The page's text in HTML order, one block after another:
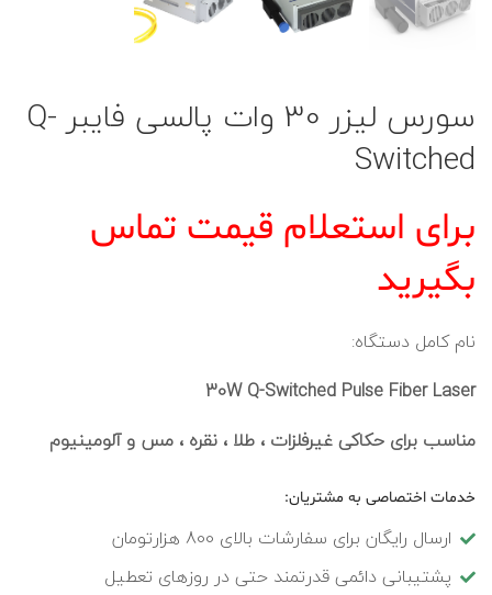
سورس لیزر 30 وات پالسی فایبر Q-
Switched
برای استعلام قیمت تماس
بگیرید
نام کامل دستگاه:
30W Q-Switched Pulse Fiber Laser
مناسب برای حکاکی غیرفلزات ، طلا ، نقره ، مس و آلومینیوم
خدمات اختصاصی به مشتریان:
ارسال رایگان برای سفارشات بالای 800 هزارتومان
پشتیبانی دائمی قدرتمند حتی در روزهای تعطیل